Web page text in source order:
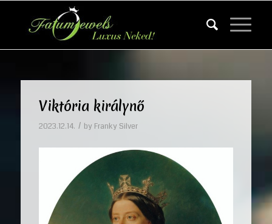
Viktória királynő
2023.12.14. / by Franky Silver